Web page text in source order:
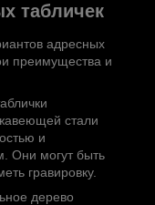
табличек
адресных
преимущества и
стали
и
Они могут быть
гравировку.
дерево